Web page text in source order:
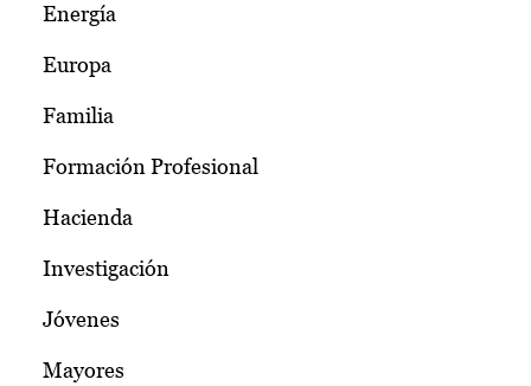
Energía
Europa
Familia
Formación Profesional
Hacienda
Investigación
Jóvenes
Mayores